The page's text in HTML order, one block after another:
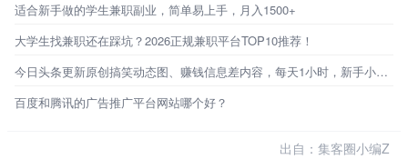
适合新手做的学生兼职副业，简单易上手，月入1500+
大学生找兼职还在踩坑？2026正规兼职平台TOP10推荐！
今日头条更新原创搞笑动态图、赚钱信息差内容，每天1小时，新手小白也能做！
百度和腾讯的广告推广平台网站哪个好？
出自：集客圈小编Z